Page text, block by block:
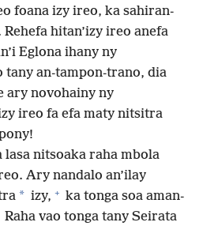
foana izy ireo, ka sahiran-
hitan’izy ireo anefa
Eglona ihany ny
tany an-tampon-trano, dia
ary novohainy ny
ireo fa efa maty nitsitra
lasa nitsoaka raha mbola
Ary nandalo an’ilay
* izy, + ka tonga soa aman-
Raha vao tonga tany Seirata